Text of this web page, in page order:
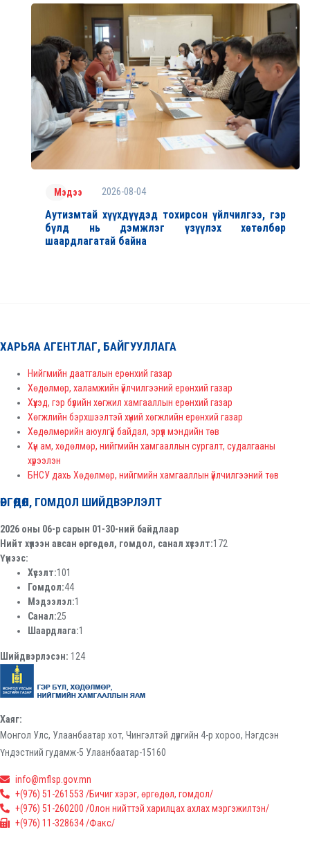
Мэдээ 2026-08-04
Аутизмтай хүүхдүүдэд тохирсон үйлчилгээ, гэр
бүлд нь дэмжлэг үзүүлэх хөтөлбөр
шаардлагатай байна
ХАРЬЯА АГЕНТЛАГ, БАЙГУУЛЛАГА
Нийгмийн даатгалын ерөнхий газар
Хөдөлмөр, халамжийн үйлчилгээний ерөнхий газар
Хүүхэд, гэр бүлийн хөгжил хамгааллын ерөнхий газар
Хөгжлийн бэрхшээлтэй хүний хөгжлийн ерөнхий газар
Хөдөлмөрийн аюулгүй байдал, эрүүл мэндийн төв
Хүн ам, хөдөлмөр, нийгмийн хамгааллын сургалт, судалгааны
хүрээлэн
БНСУ дахь Хөдөлмөр, нийгмийн хамгааллын үйлчилгээний төв
ӨРГӨДӨЛ, ГОМДОЛ ШИЙДВЭРЛЭЛТ
2026 оны 06-р сарын 01-30-ний байдлаар
Нийт хүлээн авсан өргөдөл, гомдол, санал хүсэлт:172
Үүнээс:
Хүсэлт:101
Гомдол:44
Мэдээлэл:1
Санал:25
Шаардлага:1
Шийдвэрлэсэн: 124
Хаяг:
Монгол Улс, Улаанбаатар хот, Чингэлтэй дүүргийн 4-р хороо, Нэгдсэн
Үндэстний гудамж-5 Улаанбаатар-15160
info@mflsp.gov.mn
+(976) 51-261553 /Бичиг хэрэг, өргөдөл, гомдол/
+(976) 51-260200 /Олон нийттэй харилцах ахлах мэргэжилтэн/
+(976) 11-328634 /Факс/